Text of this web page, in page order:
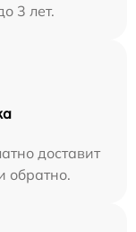
3 лет.
доставит
обратно.